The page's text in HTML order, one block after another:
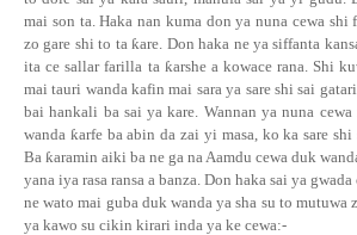
mai son ta. Haka nan kuma don ya nuna cewa shi
zo gare shi to taƙare. Don haka ne ya siffanta
ita ce sallar farilla ta ƙarshe a kowace rana. Shi
mai tauri wanda kafin mai sara ya sare shi sai
bai hankali ba sai ya kare. Wannan ya nuna
wanda ƙarfe ba abin da zai yi masa, ko ka sare
Ba ƙaramin aiki ba ne ga na Aamdu cewa duk
yana iya rasa ransa a banza. Don haka sai ya gwada
ne wato mai guba duk wanda ya sha su to mutuwa
ya kawo su cikin kirari inda ya ke cewa:-